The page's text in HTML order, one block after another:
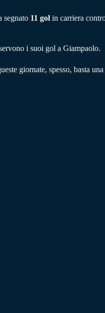
segnato 11 gol in carriera
i suoi gol a Giampaolo.
giornate, spesso, basta una